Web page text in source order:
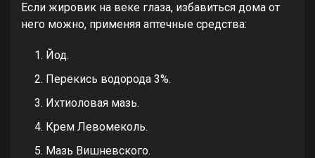
Если жировик на веке глаза, избавиться дома от
него можно, применяя аптечные средства:
Йод.
Перекись водорода 3%.
Ихтиоловая мазь.
Крем Левомеколь.
Мазь Вишневского.